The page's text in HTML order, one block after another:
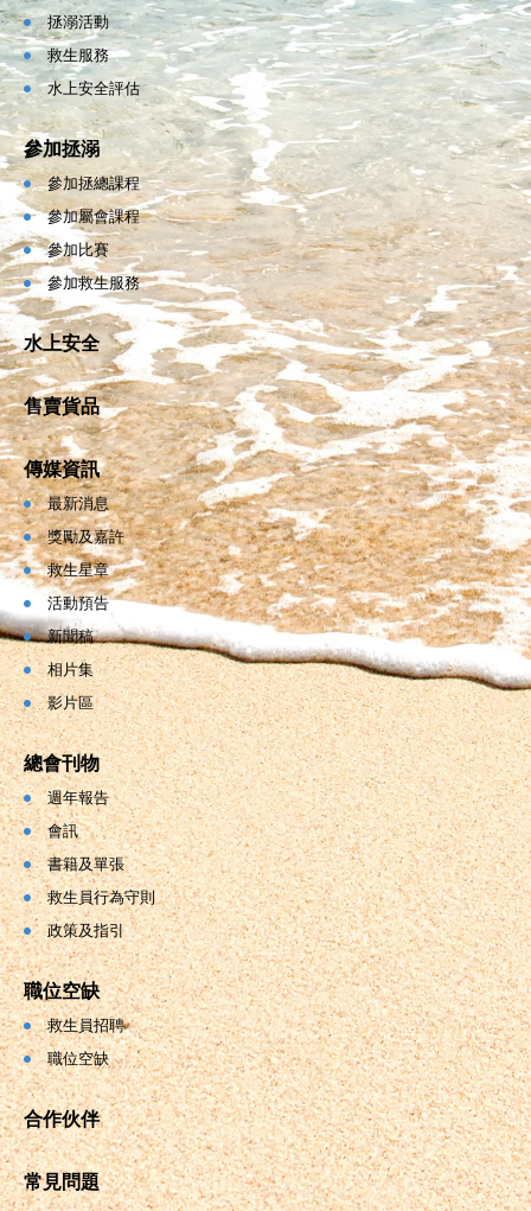
拯溺活動
救生服務
水上安全評估
參加拯溺
參加拯總課程
參加屬會課程
參加比賽
參加救生服務
水上安全
售賣貨品
傳媒資訊
最新消息
獎勵及嘉許
救生星章
活動預告
新聞稿
相片集
影片區
總會刊物
週年報告
會訊
書籍及單張
救生員行為守則
政策及指引
職位空缺
救生員招聘
職位空缺
合作伙伴
常見問題